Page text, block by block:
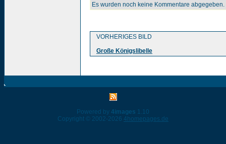
Es wurden noch keine Kommentare abgegeben.
VORHERIGES BILD
Große Königslibelle
Powered by 4images 1.10
Copyright © 2002-2026 4homepages.de